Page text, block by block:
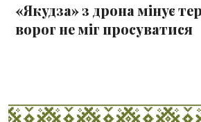
«Якудза» з дрона мінує
ворог не міг просуватися